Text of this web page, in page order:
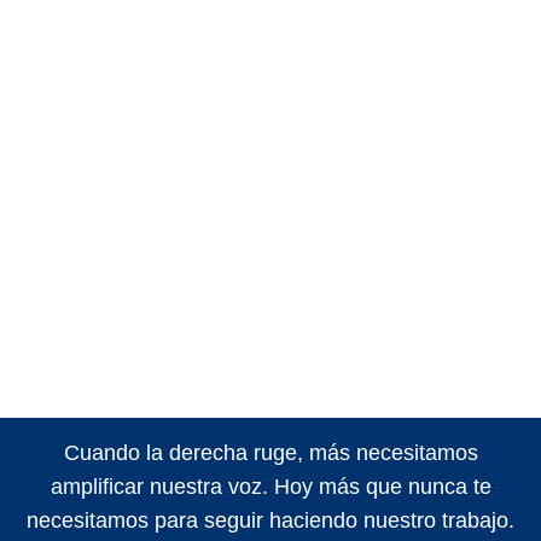
Cuando la derecha ruge, más necesitamos
amplificar nuestra voz. Hoy más que nunca te
necesitamos para seguir haciendo nuestro trabajo.